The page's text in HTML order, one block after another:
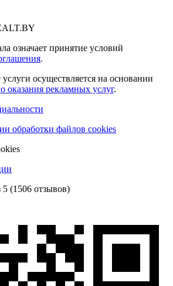
означает принятие условий
.
осуществляется на основании
оказания рекламных услуг.
обработки файлов cookies
5 (1506 отзывов)